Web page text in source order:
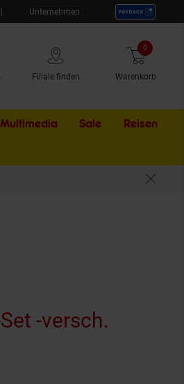
Unternehmen
Filiale finden Warenkorb
0 Artikel
Multimedia Sale Externer
Reisen
-versch.